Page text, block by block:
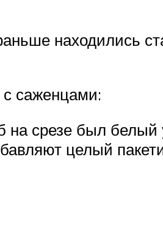
находились
с саженцами:
на срезе был белый
целый